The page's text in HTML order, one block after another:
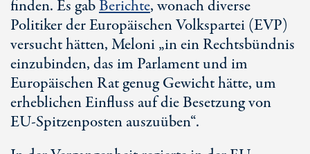
finden. Es gabBerichte, wonach diverse
Politiker der Europäischen Volkspartei (EVP)
versucht hätten, Meloni „in ein Rechtsbündnis
einzubinden, das im Parlament und im
Europäischen Rat genug Gewicht hätte, um
erheblichen Einfluss auf die Besetzung von
EU-Spitzenpostenauszuüben“.